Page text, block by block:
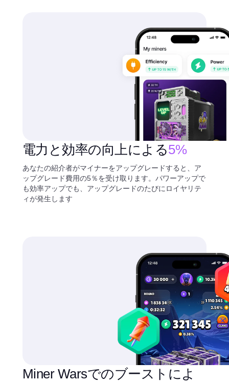
電力と効率の向上による5%
あなたの紹介者がマイナーをアップグレードすると、ア
ップグレード費用の5％を受け取ります。パワーアップで
も効率アップでも、アップグレードのたびにロイヤリテ
ィが発生します
Miner Warsでのブーストによ